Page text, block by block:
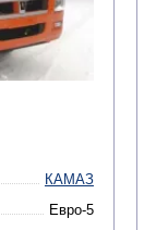
КАМАЗ
Евро-5